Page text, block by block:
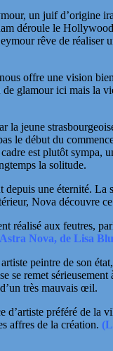
un juifd’origine
déroule le
rêve de
offre une vision
glamour ici mais la
la jeune
le début du
est plutôt
la solitude.
une éternité.
Nova découvre
aux feutres,
Nova, de Lisa
peintre de son
remet
très mauvais œil.
préféré de
affres de la création.